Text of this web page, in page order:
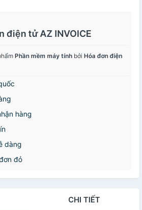
điện tử AZ INVOICE
Phần mềm máy tính bởi Hóa đơn điện
hàng
dàng
đỏ
CHI TIẾT